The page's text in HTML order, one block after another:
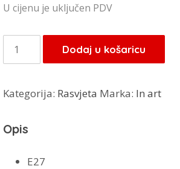
U cijenu je uključen PDV
Plafonjera
football
količina
Dodaj u košaricu
Kategorija: Rasvjeta Marka: In art
Opis
E27